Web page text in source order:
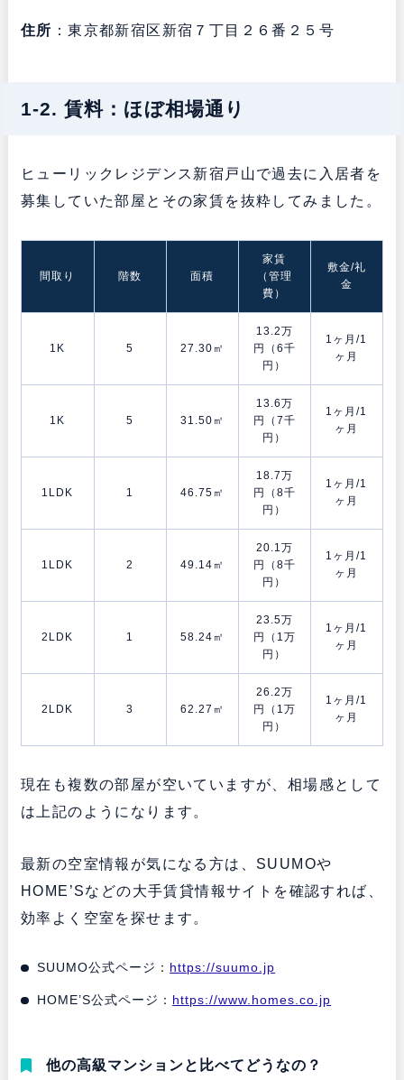
住所 ：東京都新宿区新宿７丁目２６番２５号
1-2. 賃料：ほぼ相場通り
ヒューリックレジデンス新宿戸山で過去に入居者を
募集していた部屋とその家賃を抜粋してみました。
間取り 階数 面積
家賃
（管理
費）
敷金/礼
金
1K 5 27.30㎡
13.2万
円（6千
円）
1ヶ月/1
ヶ月
1K 5 31.50㎡
13.6万
円（7千
円）
1ヶ月/1
ヶ月
1LDK 1 46.75㎡
18.7万
円（8千
円）
1ヶ月/1
ヶ月
1LDK 2 49.14㎡
20.1万
円（8千
円）
1ヶ月/1
ヶ月
2LDK 1 58.24㎡
23.5万
円（1万
円）
1ヶ月/1
ヶ月
2LDK 3 62.27㎡
26.2万
円（1万
円）
1ヶ月/1
ヶ月
現在も複数の部屋が空いていますが、相場感として
は上記のようになります。
最新の空室情報が気になる方は、SUUMOや
HOME’Sなどの大手賃貸情報サイトを確認すれば、
効率よく空室を探せます。
SUUMO公式ページ： https://suumo.jp
HOME’S公式ページ： https://www.homes.co.jp
他の高級マンションと比べてどうなの？